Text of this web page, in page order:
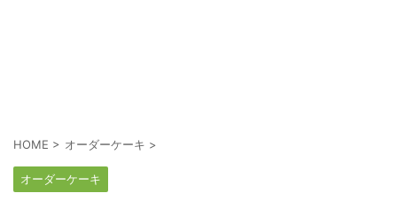
HOME > オーダーケーキ >
オーダーケーキ